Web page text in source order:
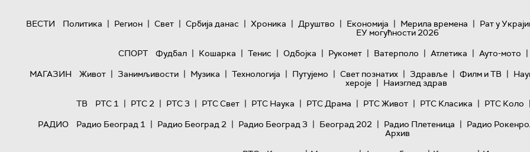
ВЕСТИ Политика | Регион | Свет | Србија данас | Хроника | Друштво | Економија | Мерила времена | Рат у
ЕУ могућности 2026
СПОРТ
Фудбал | Кошарка | Тенис | Одбојка | Рукомет | Ватерполо | Атлетика | Ауто-мото |
МАГАЗИН
Живот | Занимљивости | Музика | Технологијa | Путујемо | Свет познатих | Здравље | Филм и ТВ |
хероје | Наизглед здрав
ТВ
РТС 1 | РТС 2 | РТС 3 | РТС Свет | РТС Наука | РТС Драма | РТС Живот | РТС Класика | РТС Коло |
РАДИО
Радио Београд 1 | Радио Београд 2 | Радио Београд 3 | Београд 202 | Радио Плетеница | Радио
Архив